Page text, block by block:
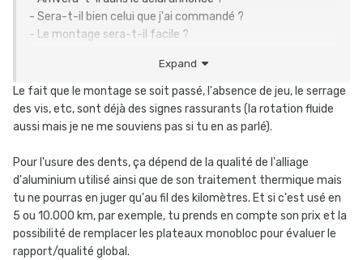
- Sera-t-il bien celui que j'ai commandé ?
- Le montage sera-t-il facile ?
- Passera-t-il bien les premiers essais ?
- Tiendra-t-il le coup, après davantage de kilomètres ?
à la dernière, qui est "trop tôt pour y répondre".
Bien sûr, qu'il y a des cyclistes qui tordent ou cassent des
plateaux, des dérailleurs... C'est parfois dû à un défaut ou
une mauvaise qualité d'origine, parfois dû à la façon
d'utiliser le matériel, parfois un mélange de tout cela.
Expand
Le fait que le montage se soit passé, l'absence de jeu, le serrage
des vis, etc, sont déjà des signes rassurants (la rotation fluide
aussi mais je ne me souviens pas si tu en as parlé).
Pour l'usure des dents, ça dépend de la qualité de l'alliage
d'aluminium utilisé ainsi que de son traitement thermique mais
tu ne pourras en juger qu'au fil des kilomètres. Et si c'est usé en
5 ou 10.000 km, par exemple, tu prends en compte son prix et la
possibilité de remplacer les plateaux monobloc pour évaluer le
rapport/qualité global.